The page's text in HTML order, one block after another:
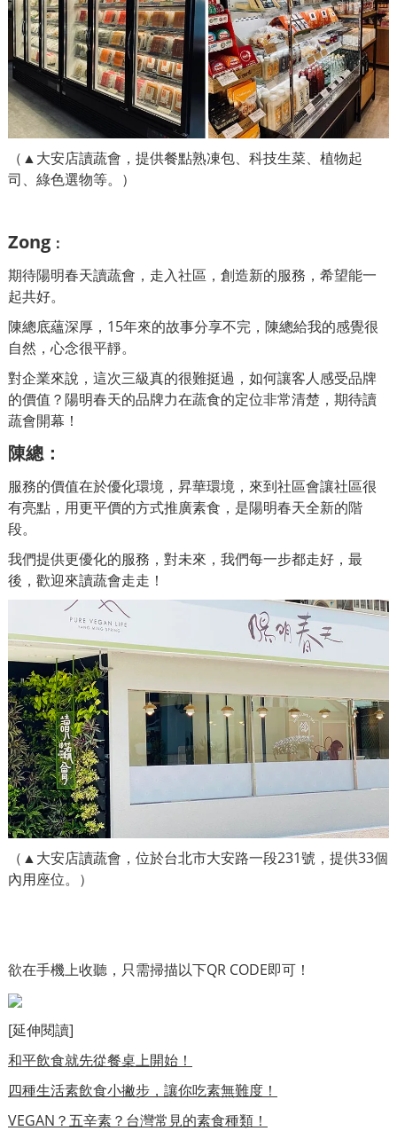
（▲大安店讀蔬會，提供餐點熟凍包、科技生菜、植物起
司、綠色選物等。）
Zong ：
期待陽明春天讀蔬會，走入社區，創造新的服務，希望能一
起共好。
陳總底蘊深厚，15年來的故事分享不完，陳總給我的感覺很
自然，心念很平靜。
對企業來說，這次三級真的很難挺過，如何讓客人感受品牌
的價值？陽明春天的品牌力在蔬食的定位非常清楚，期待讀
蔬會開幕！
陳總：
服務的價值在於優化環境，昇華環境，來到社區會讓社區很
有亮點，用更平價的方式推廣素食，是陽明春天全新的階
段。
我們提供更優化的服務，對未來，我們每一步都走好，最
後，歡迎來讀蔬會走走！
（▲大安店讀蔬會，位於台北市大安路一段231號，提供33個
內用座位。）
欲在手機上收聽，只需掃描以下QR CODE即可！
[延伸閱讀]
和平飲食就先從餐桌上開始！
四種生活素飲食小撇步，讓你吃素無難度！
VEGAN？五辛素？台灣常見的素食種類！